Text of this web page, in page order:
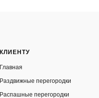
КЛИЕНТУ
Главная
Раздвижные перегородки
Распашные перегородки